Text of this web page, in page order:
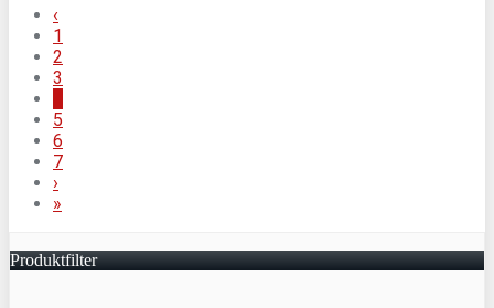
‹
1
2
3
5
6
7
›
»
Produktfilter